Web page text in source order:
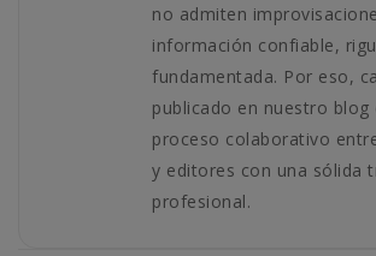
no admiten
información confiable,
fundamentada. Por eso,
publicado en nuestro
proceso colaborativo
y editores con una sólida
profesional.